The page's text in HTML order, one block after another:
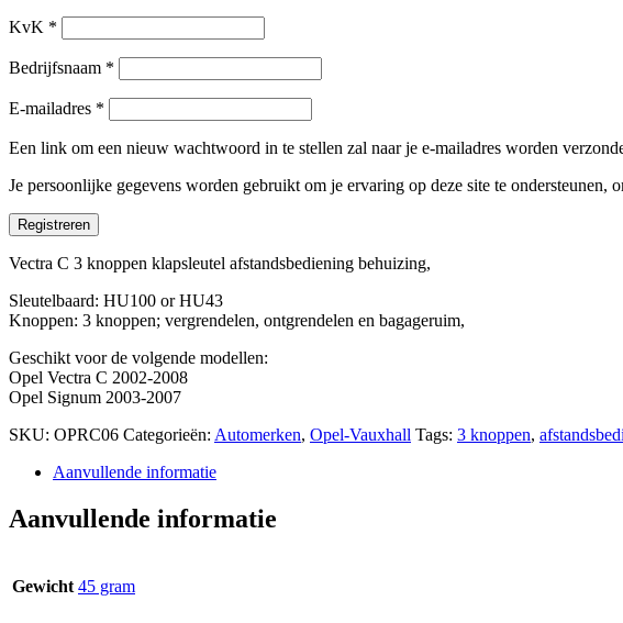
KvK *
Bedrijfsnaam *
E-mailadres *
Een link om een nieuw wachtwoord in te stellen zal naar je e-mailadres worden
Je persoonlijke gegevens worden gebruikt om je ervaring op deze site te
Registreren
Vectra C 3 knoppen klapsleutel afstandsbediening behuizing,
Sleutelbaard: HU100 or HU43
Knoppen: 3 knoppen; vergrendelen, ontgrendelen en bagageruim,
Geschikt voor de volgende modellen:
Opel Vectra C 2002-2008
Opel Signum 2003-2007
SKU: OPRC06 Categorieën: Automerken, Opel-Vauxhall Tags: 3 knoppen,
Aanvullende informatie
Aanvullende informatie
Gewicht 45 gram